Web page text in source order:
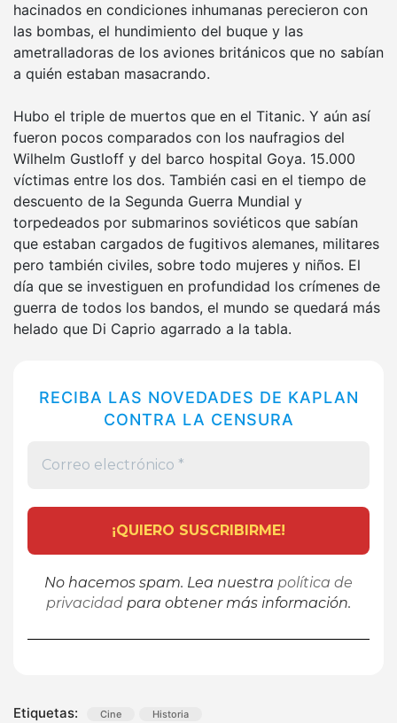
hacinados en condiciones inhumanas perecieron con
las bombas, el hundimiento del buque y las
ametralladoras de los aviones británicos que no sabían
a quién estaban masacrando.
Hubo el triple de muertos que en el Titanic. Y aún así
fueron pocos comparados con los naufragios del
Wilhelm Gustloff y del barco hospital Goya. 15.000
víctimas entre los dos. También casi en el tiempo de
descuento de la Segunda Guerra Mundial y
torpedeados por submarinos soviéticos que sabían
que estaban cargados de fugitivos alemanes, militares
pero también civiles, sobre todo mujeres y niños. El
día que se investiguen en profundidad los crímenes de
guerra de todos los bandos, el mundo se quedará más
helado que Di Caprio agarrado a la tabla.
RECIBA LAS NOVEDADES DE KAPLAN
CONTRA LA CENSURA
No hacemos spam. Lea nuestra política de
privacidad para obtener más información.
Etiquetas: Cine Historia